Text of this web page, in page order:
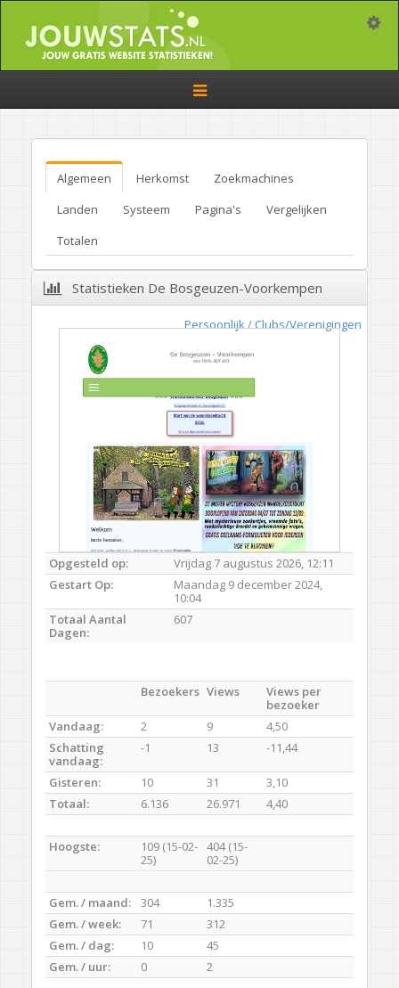
Toggle
navigation
Algemeen Herkomst
Zoekmachines
Landen
Systeem Pagina's
Vergelijken
Totalen
Statistieken De Bosgeuzen-Voorkempen
Persoonlijk / Clubs/Verenigingen
Opgesteld op:
Vrijdag 7 augustus 2026, 12:11
Gestart Op:
Maandag 9 december 2024,
10:04
Totaal Aantal
Dagen:
607
Bezoekers Views
Views per
bezoeker
Vandaag:
2 9
4,50
Schatting
vandaag:
-1 13 -11,44
Gisteren: 10 31
3,10
Totaal:
6.136 26.971 4,40
Hoogste:
109 (15-02-
25)
404 (15-
02-25)
Gem. / maand: 304
1.335
Gem. / week:
71
312
Gem. / dag:
10
45
Gem. / uur:
0 2